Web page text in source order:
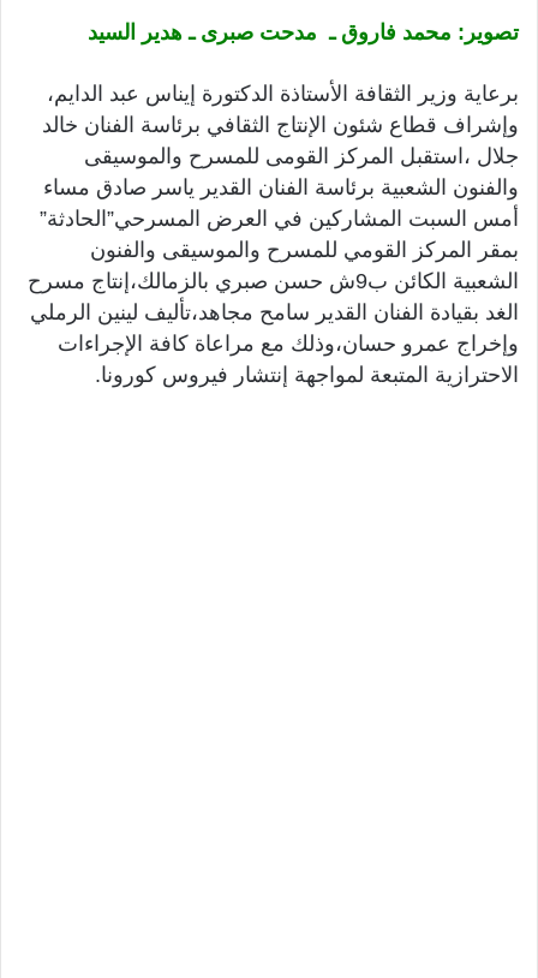
تصوير: محمد فاروق ـ مدحت صبرى ـ هدير السيد
برعاية وزير الثقافة الأستاذة الدكتورة إيناس عبد الدايم،
وإشراف قطاع شئون الإنتاج الثقافي برئاسة الفنان خالد
جلال ،استقبل المركز القومى للمسرح والموسيقى
والفنون الشعبية برئاسة الفنان القدير ياسر صادق مساء
أمس السبت المشاركين في العرض المسرحي”الحادثة”
بمقر المركز القومي للمسرح والموسيقى والفنون
الشعبية الكائن ب9ش حسن صبري بالزمالك،إنتاج مسرح
الغد بقيادة الفنان القدير سامح مجاهد،تأليف لينين الرملي
وإخراج عمرو حسان،وذلك مع مراعاة كافة الإجراءات
الاحترازية المتبعة لمواجهة إنتشار فيروس كورونا.